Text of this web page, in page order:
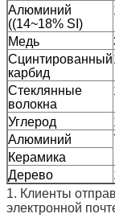
Алюминий
((14~18% SI)
Медь
Сцинтированный
карбид
Стеклянные
волокна
Углерод
Алюминий
Керамика
Дерево
1. Клиенты
электронной